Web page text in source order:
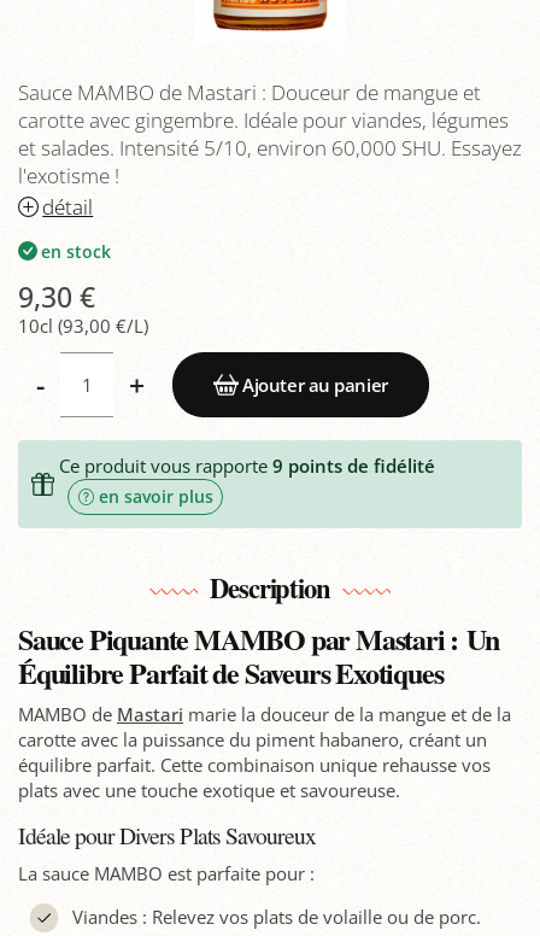
Sauce MAMBO de Mastari : Douceur de mangue et
carotte avec gingembre. Idéale pour viandes, légumes
et salades. Intensité 5/10, environ 60,000 SHU. Essayez
l'exotisme !
détail
en stock
9,30 €
10cl (93,00 €/L)
- + Ajouter au panier
Ce produit vous rapporte 9 points de fidélité
en savoir plus
Description
Sauce Piquante MAMBO par Mastari : Un
Équilibre Parfait de Saveurs Exotiques
MAMBO de Mastari marie la douceur de la mangue et de la
carotte avec la puissance du piment habanero, créant un
équilibre parfait. Cette combinaison unique rehausse vos
plats avec une touche exotique et savoureuse.
Idéale pour Divers Plats Savoureux
La sauce MAMBO est parfaite pour :
Viandes : Relevez vos plats de volaille ou de porc.